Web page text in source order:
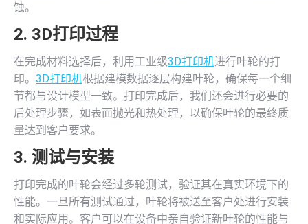
蚀。
2. 3D打印过程
在完成材料选择后，利用工业级3D打印机进行叶轮的打
印。 3D打印机根据建模数据逐层构建叶轮，确保每一个细
节都与设计模型一致。打印完成后，我们还会进行必要的
后处理步骤，如表面抛光和热处理，以确保叶轮的最终质
量达到客户要求。
3. 测试与安装
打印完成的叶轮会经过多轮测试，验证其在真实环境下的
性能。一旦所有测试通过，叶轮将被送至客户处进行安装
和实际应用。客户可以在设备中亲自验证新叶轮的性能与